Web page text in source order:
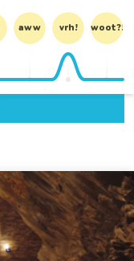
aww vrh! woot?!